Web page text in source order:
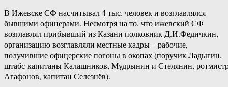
В Ижевске СФ насчитывал 4 тыс. человек и возглавлялся
бывшими офицерами. Несмотря на то, что ижевский СФ
возглавлял прибывший из Казани полковник Д.И.Федичкин,
организацию возглавляли местные кадры – рабочие,
получившие офицерские погоны в окопах (поручик Ладыгин,
штабс-капитаны Калашников, Мудрынин и Стелянин,
Агафонов, капитан Селезнёв).